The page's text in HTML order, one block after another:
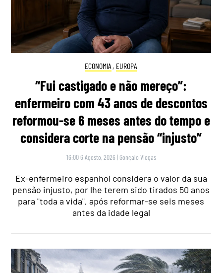
ECONOMIA , EUROPA
“Fui castigado e não mereço”:
enfermeiro com 43 anos de descontos
reformou-se 6 meses antes do tempo e
considera corte na pensão “injusto”
16:00 6 Agosto, 2026 | Gonçalo Viegas
Ex-enfermeiro espanhol considera o valor da sua
pensão injusto, por lhe terem sido tirados 50 anos
para "toda a vida", após reformar-se seis meses
antes da idade legal